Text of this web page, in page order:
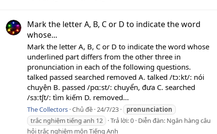
Mark the letter A, B, C or D to indicate the word
whose...
Mark the letter A, B, C or D to indicate the word whose
underlined part differs from the other three in
pronunciation in each of the following questions.
talked passed searched removed A. talked /tɔːkt/: nói
chuyện B. passed /pɑːst/: chuyển, đưa C. searched
/sɜːtʃt/: tìm kiếm D. removed...
The Collectors Chủ đề 24/7/23
pronunciation
trắc nghiệm tiếng anh 12
Trả lời: 0 Diễn đàn: Ngân hàng câu
hỏi trắc nghiệm môn Tiếng Anh